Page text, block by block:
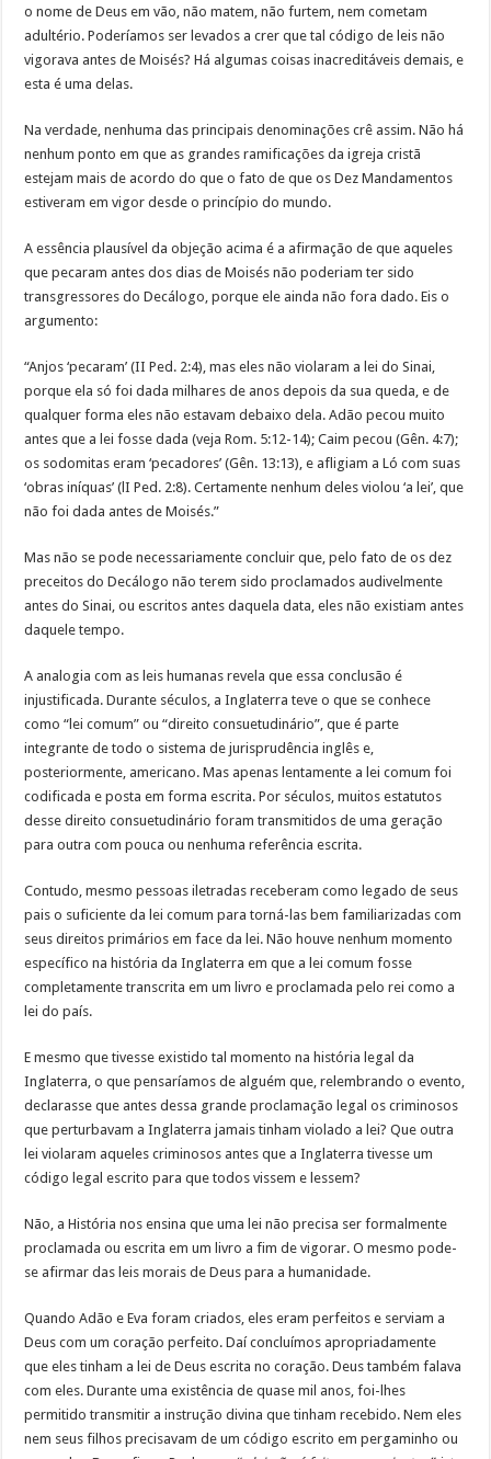
o nome de Deus em vão, não matem, não furtem, nem cometam
adultério. Poderíamos ser levados a crer que tal código de leis não
vigorava antes de Moisés? Há algumas coisas inacreditáveis demais, e
esta é uma delas.
Na verdade, nenhuma das principais denominações crê assim. Não há
nenhum ponto em que as grandes ramificações da igreja cristã
estejam mais de acordo do que o fato de que os Dez Mandamentos
estiveram em vigor desde o princípio do mundo.
A essência plausível da objeção acima é a afirmação de que aqueles
que pecaram antes dos dias de Moisés não poderiam ter sido
transgressores do Decálogo, porque ele ainda não fora dado. Eis o
argumento:
“Anjos ‘pecaram’ (II Ped. 2:4), mas eles não violaram a lei do Sinai,
porque ela só foi dada milhares de anos depois da sua queda, e de
qualquer forma eles não estavam debaixo dela. Adão pecou muito
antes que a lei fosse dada (veja Rom. 5:12-14); Caim pecou (Gên. 4:7);
os sodomitas eram ‘pecadores’ (Gên. 13:13), e afligiam a Ló com suas
‘obras iníquas’ (lI Ped. 2:8). Certamente nenhum deles violou ‘a lei’, que
não foi dada antes de Moisés.”
Mas não se pode necessariamente concluir que, pelo fato de os dez
preceitos do Decálogo não terem sido proclamados audivelmente
antes do Sinai, ou escritos antes daquela data, eles não existiam antes
daquele tempo.
A analogia com as leis humanas revela que essa conclusão é
injustificada. Durante séculos, a Inglaterra teve o que se conhece
como “lei comum” ou “direito consuetudinário”, que é parte
integrante de todo o sistema de jurisprudência inglês e,
posteriormente, americano. Mas apenas lentamente a lei comum foi
codificada e posta em forma escrita. Por séculos, muitos estatutos
desse direito consuetudinário foram transmitidos de uma geração
para outra com pouca ou nenhuma referência escrita.
Contudo, mesmo pessoas iletradas receberam como legado de seus
pais o suficiente da lei comum para torná-las bem familiarizadas com
seus direitos primários em face da lei. Não houve nenhum momento
específico na história da Inglaterra em que a lei comum fosse
completamente transcrita em um livro e proclamada pelo rei como a
lei do país.
E mesmo que tivesse existido tal momento na história legal da
Inglaterra, o que pensaríamos de alguém que, relembrando o evento,
declarasse que antes dessa grande proclamação legal os criminosos
que perturbavam a Inglaterra jamais tinham violado a lei? Que outra
lei violaram aqueles criminosos antes que a Inglaterra tivesse um
código legal escrito para que todos vissem e lessem?
Não, a História nos ensina que uma lei não precisa ser formalmente
proclamada ou escrita em um livro a fim de vigorar. O mesmo pode-
se afirmar das leis morais de Deus para a humanidade.
Quando Adão e Eva foram criados, eles eram perfeitos e serviam a
Deus com um coração perfeito. Daí concluímos apropriadamente
que eles tinham a lei de Deus escrita no coração. Deus também falava
com eles. Durante uma existência de quase mil anos, foi-lhes
permitido transmitir a instrução divina que tinham recebido. Nem eles
nem seus filhos precisavam de um código escrito em pergaminho ou